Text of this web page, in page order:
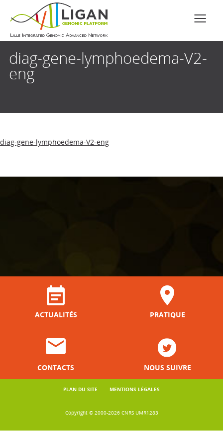
diag-gene-lymphoedema-V2-
eng
diag-gene-lymphoedema-V2-eng
ACTUALITÉS PRATIQUE
CONTACTS NOUS SUIVRE
PLAN DU SITE MENTIONS LÉGALES
Copyright © 2000-2026 CNRS UMR1283